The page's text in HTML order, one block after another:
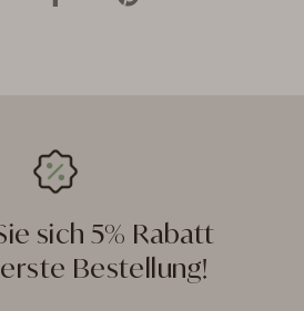
sich 5% Rabatt
Bestellung!